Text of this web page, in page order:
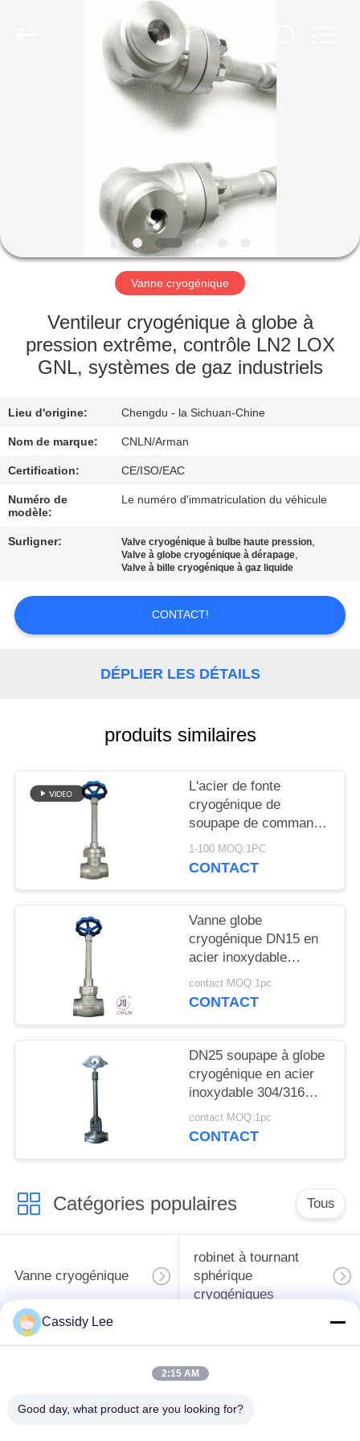
AU
SUJET
NOUS
VISITE
CONTRÔLE
DE
QUALITÉ
CONTACTEZ-
NOUVELLES
DEMANDEZ
CITATION
POLITIQUE
CONFIDENTIALITÉ
Vanne cryogénique
Ventileur cryogénique à globe à
pression extrême, contrôle LN2 LOX
GNL, systèmes de gaz industriels
Lieu d'origine: Chengdu - la Sichuan-Chine
Nom de marque: CNLN/Arman
Certification: CE/ISO/EAC
Numéro de
modèle:
Le numéro d'immatriculation du véhicule
Surligner: Valve cryogénique à bulbe haute pression,
Valve à globe cryogénique à dérapage,
Valve à bille cryogénique à gaz liquide
CONTACT!
DÉPLIER LES DÉTAILS
produits similaires
L'acier de fonte
cryogénique de
soupape de commande
de globe ou l'acier
inoxydable ou adaptent
1-100 MOQ:1PC
CONTACT
Vanne globe
cryogénique DN15 en
acier inoxydable
304/316 5.0 MPa
-196°C à +80°C
contact MOQ:1pc
CONTACT
DN25 soupape à globe
cryogénique en acier
inoxydable 304/316
avec joint PTFE et
corps de soupape
contact MOQ:1pc
CONTACT
Catégories populaires Tous
Vanne cryogénique
robinet à tournant
sphérique
cryogéniques
clapet anti-retour
soupape de sûreté
valve réduisant la
Valve coupée
Cassidy Lee
2:15 AM
Good day, what product are you looking for?